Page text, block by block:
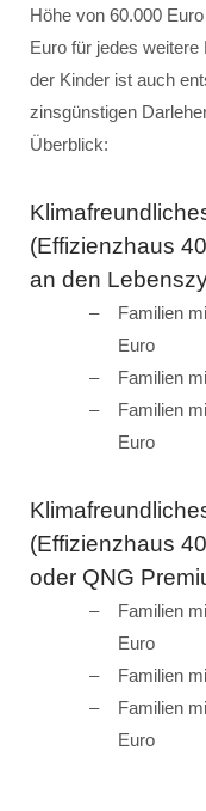
Höhe von 60.000
Euro für jedes
der Kinder ist auch
zinsgünstigen
Überblick:
(Effizienzhaus
an den
Familien
Euro
Familien
Familien
Euro
(Effizienzhaus
oder QNG
Familien
Euro
Familien
Familien
Euro